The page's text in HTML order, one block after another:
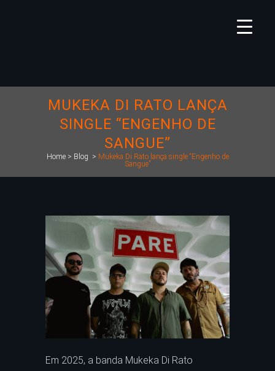
MUKEKA DI RATO LANÇA
SINGLE “ENGENHO DE
SANGUE”
Home> Blog > Mukeka Di Rato lança single “Engenho de
Sangue”
Em 2025, a banda Mukeka Di Rato